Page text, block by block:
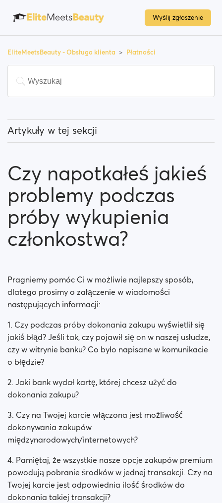
Wyślij zgłoszenie
EliteMeetsBeauty - Obsługa klienta Płatności
Artykuły w tej sekcji
Jak mogę zaktualizować moje członkostwo?
Jakich metod płatności mogę używać?
Czy moje płatności są bezpieczne?
Czy moje członkostwo jest opłacane miesięcznie?
Czy napotkałeś jakieś problemy podczas próby
wykupienia członkostwa?
Jak zażądać zwrotu pieniędzy?
Nie mogę zapłacić / Karta zostaje odrzucona
Zapłacono, ale nie otrzymano premii (Neteller /
ApplePay / GooglePay)
Jak zakończyć subskrypcję w przypadku płatności
Apple Payment?
Czy napotkałeś jakieś
problemy podczas
próby wykupienia
członkostwa?
Pragniemy pomóc Ci w możliwie najlepszy sposób,
dlatego prosimy o załączenie w wiadomości
następujących informacji:
1. Czy podczas próby dokonania zakupu wyświetlił się
jakiś błąd? Jeśli tak, czy pojawił się on w naszej usłudze,
czy w witrynie banku? Co było napisane w komunikacie
o błędzie?
2. Jaki bank wydał kartę, której chcesz użyć do
dokonania zakupu?
3. Czy na Twojej karcie włączona jest możliwość
dokonywania zakupów
międzynarodowych/internetowych?
4. Pamiętaj, że wszystkie nasze opcje zakupów premium
powodują pobranie środków w jednej transakcji. Czy na
Twojej karcie jest odpowiednia ilość środków do
dokonania takiej transakcji?